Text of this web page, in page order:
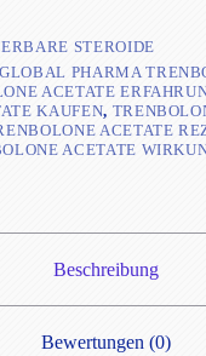
STEROIDE
GLOBAL PHARMA
ACETATE
KAUFEN,
ACETATE
ACETATE
Beschreibung
Bewertungen (0)